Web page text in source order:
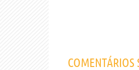
COMENTÁRIOS